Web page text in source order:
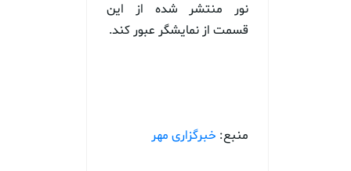
نور منتشر شده از این
قسمت از نمایشگر عبور کند.
منبع: خبرگزاری مهر